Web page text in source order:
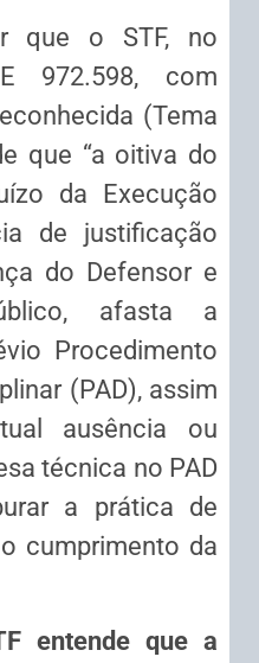
que o STF, no
972.598, com
(Tema
que “a oitiva do
da Execução
de justificação
do Defensor e
afasta a
Procedimento
(PAD), assim
ausência ou
técnica no PAD
a prática de
cumprimento da
entende que a